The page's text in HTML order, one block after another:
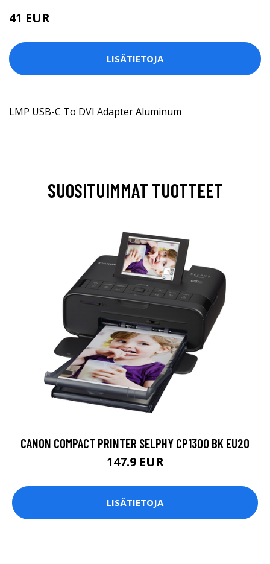
41 EUR
LISÄTIETOJA
LMP USB-C To DVI Adapter Aluminum
SUOSITUIMMAT TUOTTEET
CANON COMPACT PRINTER SELPHY CP1300 BK EU20
147.9 EUR
LISÄTIETOJA